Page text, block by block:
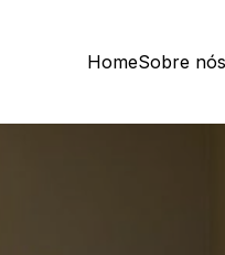
HomeSobre nós